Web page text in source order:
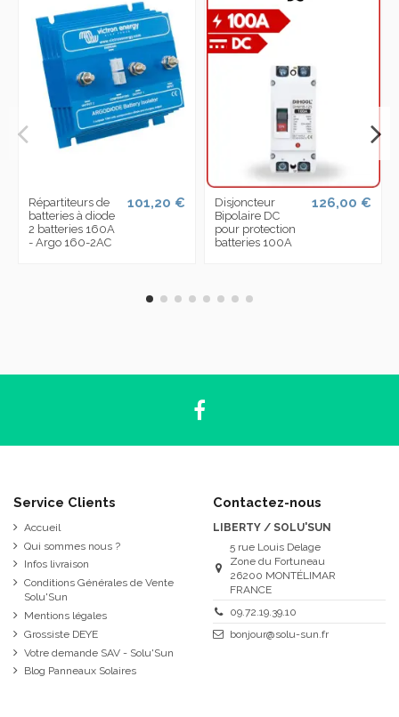
Répartiteurs de
batteries à diode
2 batteries 160A
- Argo 160-2AC
101,20 €
Disjoncteur
Bipolaire DC
pour protection
batteries 100A
126,00 €
Service Clients
Accueil
Qui sommes nous ?
Infos livraison
Conditions Générales de Vente
Solu'Sun
Mentions légales
Grossiste DEYE
Votre demande SAV - Solu'Sun
Blog Panneaux Solaires
Contactez-nous
LIBERTY / SOLU'SUN
5 rue Louis Delage
Zone du Fortuneau
26200 MONTÉLIMAR
FRANCE
09.72.19.39.10
bonjour@solu-sun.fr